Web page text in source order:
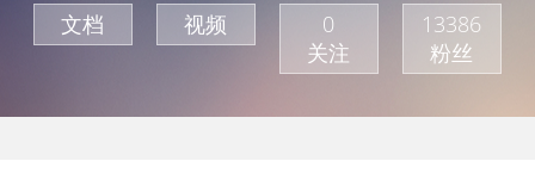
文档 视频
0
关注
13386
粉丝